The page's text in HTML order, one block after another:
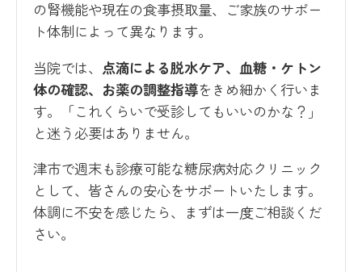
の腎機能や現在の食事摂取量、ご家族のサポー
ト体制によって異なります。
当院では、 点滴による脱水ケア、血糖・ケトン
体の確認、お薬の調整指導をきめ細かく行いま
す。「これくらいで受診してもいいのかな？」
と迷う必要はありません。
津市で週末も診療可能な糖尿病対応クリニック
として、皆さんの安心をサポートいたします。
体調に不安を感じたら、まずは一度ご相談くだ
さい。